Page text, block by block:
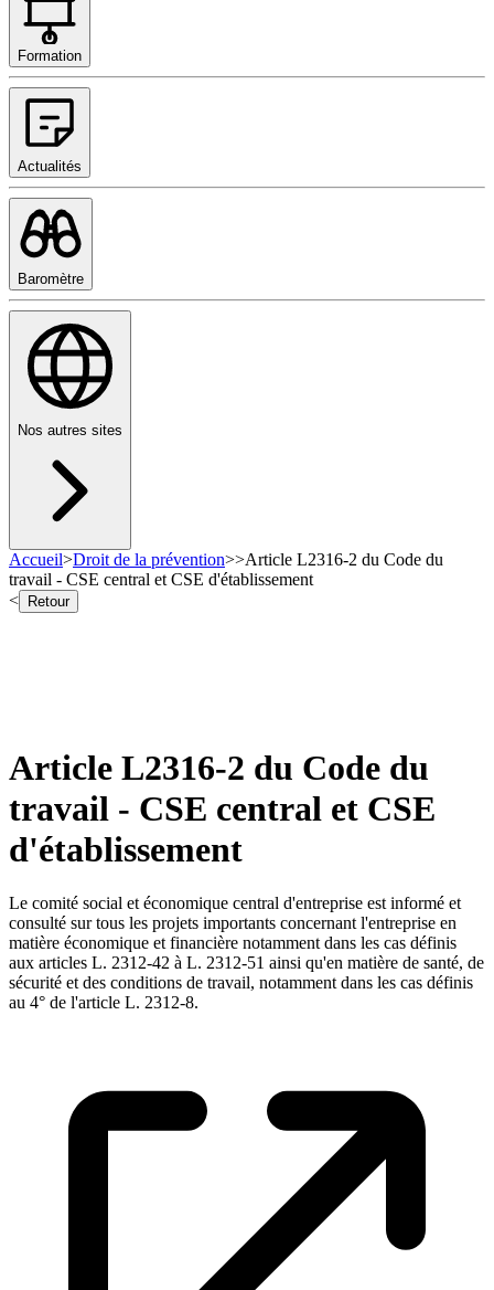
Formation
Actualités
Baromètre
Nos autres sites
Accueil>Droit de la prévention>>Article L2316-2 du Code du
travail - CSE central et CSE d'établissement
<
Retour
Article L2316-2 du Code du
travail - CSE central et CSE
d'établissement
Le comité social et économique central d'entreprise est informé et
consulté sur tous les projets importants concernant l'entreprise en
matière économique et financière notamment dans les cas définis
aux articles L. 2312-42 à L. 2312-51 ainsi qu'en matière de santé, de
sécurité et des conditions de travail, notamment dans les cas définis
au 4° de l'article L. 2312-8.